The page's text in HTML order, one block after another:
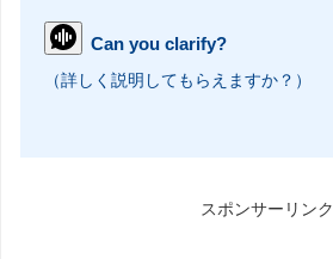
Can you clarify?
（詳しく説明してもらえますか？）
スポンサーリンク